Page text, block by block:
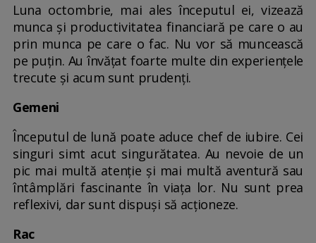
Luna octombrie, mai ales începutul ei, vizează
munca și productivitatea financiară pe care o au
prin munca pe care o fac. Nu vor să muncească
pe puțin. Au învățat foarte multe din experiențele
trecute și acum sunt prudenți.
Gemeni
Începutul de lună poate aduce chef de iubire. Cei
singuri simt acut singurătatea. Au nevoie de un
pic mai multă atenție și mai multă aventură sau
întâmplări fascinante în viața lor. Nu sunt prea
reflexivi, dar sunt dispuși să acționeze.
Rac